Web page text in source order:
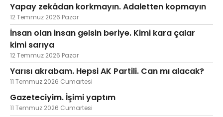
Yapay zekâdan korkmayın. Adaletten kopmayın
12 Temmuz 2026 Pazar
İnsan olan insan gelsin beriye. Kimi kara çalar
kimi sarıya
12 Temmuz 2026 Pazar
Yarısı akrabam. Hepsi AK Partili. Can mı alacak?
11 Temmuz 2026 Cumartesi
Gazeteciyim. İşimi yaptım
11 Temmuz 2026 Cumartesi